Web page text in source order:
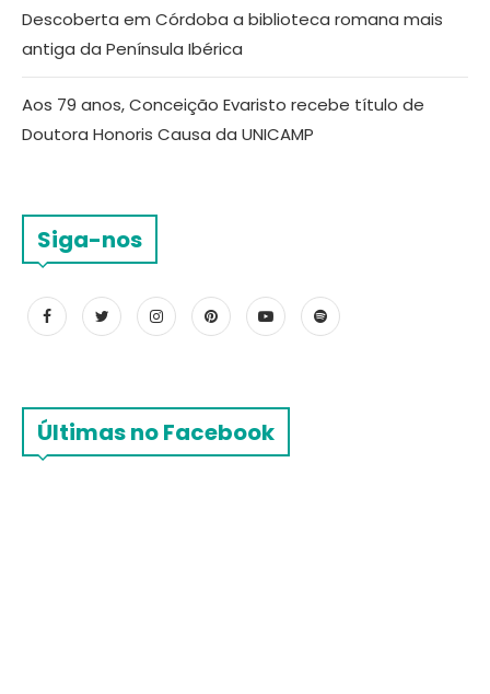
Descoberta em Córdoba a biblioteca romana mais
antiga da Península Ibérica
Aos 79 anos, Conceição Evaristo recebe título de
Doutora Honoris Causa da UNICAMP
Siga-nos
Últimas no Facebook